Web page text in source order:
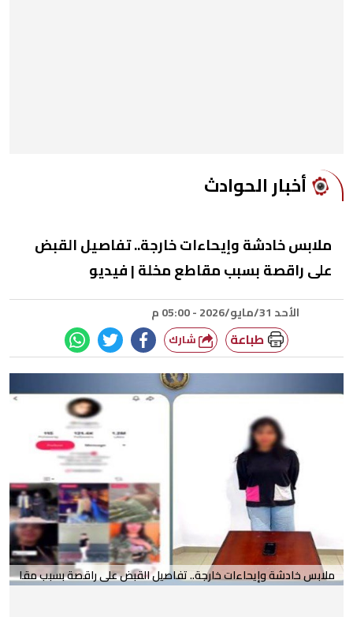
أخبار الحوادث
ملابس خادشة وإيحاءات خارجة.. تفاصيل القبض
على راقصة بسبب مقاطع مخلة | فيديو
الأحد 31/مايو/2026 - 05:00 م
طباعة
ملابس خادشة وإيحاءات خارجة.. تفاصيل القبض على راقصة بسبب مقا